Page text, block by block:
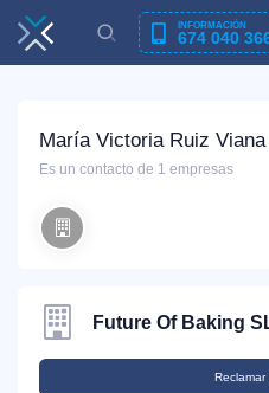
INFORMACIÓN
674 040
María Victoria Ruiz
Es un contacto de 1 empresas
Future Of Baking
Reclamar